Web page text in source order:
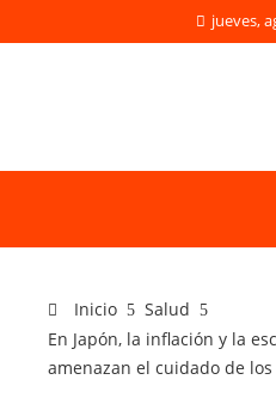
jueves,
Inicio
Salud
En Japón, la inflación y la
amenazan el cuidado de los